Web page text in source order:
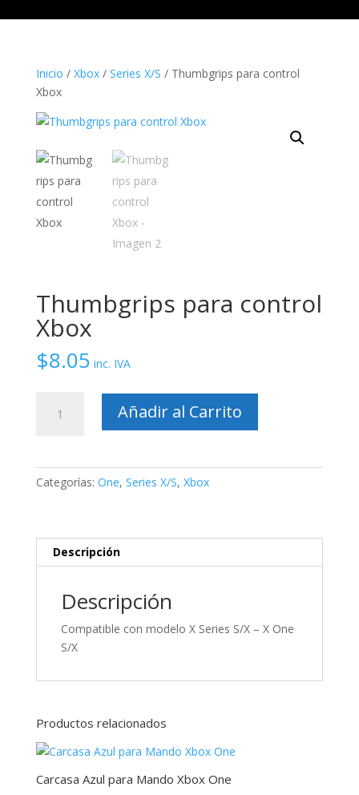
Inicio / Xbox/ Series X/S / Thumbgrips para control
Xbox
Thumbgrips para control
Xbox
$8.05 inc. IVA
Añadir al Carrito
Categorías: One, Series X/S, Xbox
Descripción
Descripción
Compatible con modelo X Series S/X – X One
S/X
Productos relacionados
Carcasa Azul para Mando Xbox One